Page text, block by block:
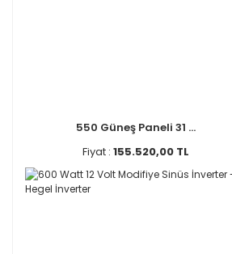
550 Güneş Paneli 31 ...
Fiyat : 155.520,00 TL